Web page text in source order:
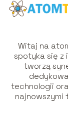
Witaj na
spotyka się z
tworzą
technologii
najnowszymi